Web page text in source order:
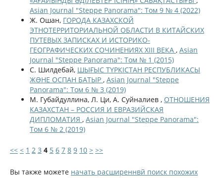
Asian Journal "Steppe Panorama": Том 9 № 4 (2022)
Ж. Ошан, ГОРОДА КАЗАХСКОЙ
ЭТНОТЕРРИТОРИАЛЬНОЙ ОБЛАСТИ В КИТАЙСКИХ
ПУТЕВЫХ ЗАПИСКАХ И ИСТОРИКО-
ГЕОГРАФИЧЕСКИХ СОЧИНЕНИЯХ XIII ВЕКА , Asian
Journal "Steppe Panorama": Том № 1 (2015)
С. Шилдебай, ШЫҒЫС ТҮРКІСТАН РЕСПУБЛИКАСЫ
ЖƏНЕ ОСПАН БАТЫР , Asian Journal "Steppe
Panorama": Том 6 № 3 (2019)
М. Губайдуллина, Л. Ци, А. Суйналиев , ОТНОШЕНИЯ
КАЗАХСТАН – РОССИЯ И ЕВРАЗИЙСКАЯ
ДИПЛОМАТИЯ , Asian Journal "Steppe Panorama":
Том 6 № 2 (2019)
<< < 1 2 3 4 5 6 7 8 9 10 > >>
Вы также можете начать расширеннвй поиск похожих